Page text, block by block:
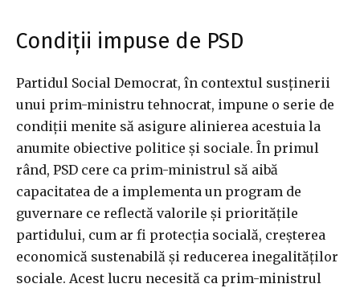
Condiții impuse de PSD
Partidul Social Democrat, în contextul susținerii
unui prim-ministru tehnocrat, impune o serie de
condiții menite să asigure alinierea acestuia la
anumite obiective politice și sociale. În primul
rând, PSD cere ca prim-ministrul să aibă
capacitatea de a implementa un program de
guvernare ce reflectă valorile și prioritățile
partidului, cum ar fi protecția socială, creșterea
economică sustenabilă și reducerea inegalităților
sociale. Acest lucru necesită ca prim-ministrul